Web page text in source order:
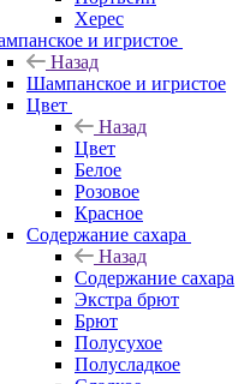
Херес
и игристое
Назад
Шампанское и игристое
Цвет
Назад
Цвет
Белое
Розовое
Красное
Содержание сахара
Назад
Содержание сахара
Экстра брют
Брют
Полусухое
Полусладкое